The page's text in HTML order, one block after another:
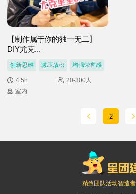
【制作属于你的独一无二】
DIY尤克...
创新思维 减压放松 增强荣誉感
4.5h
20-300人
室内
2
精致团队活动智造者